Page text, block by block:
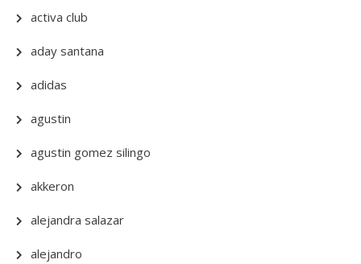
activa club
aday santana
adidas
agustin
agustin gomez silingo
akkeron
alejandra salazar
alejandro